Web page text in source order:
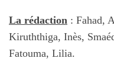
La rédaction : Fahad,
Kiruththiga, Inès,
Fatouma, Lilia.